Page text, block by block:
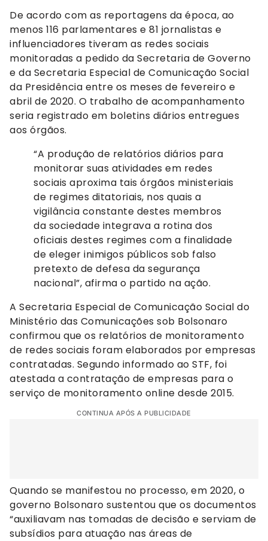
De acordo com as reportagens da época, ao
menos 116 parlamentares e 81 jornalistas e
influenciadores tiveram as redes sociais
monitoradas a pedido da Secretaria de Governo
e da Secretaria Especial de Comunicação Social
da Presidência entre os meses de fevereiro e
abril de 2020. O trabalho de acompanhamento
seria registrado em boletins diários entregues
aos órgãos.
“A produção de relatórios diários para
monitorar suas atividades em redes
sociais aproxima tais órgãos ministeriais
de regimes ditatoriais, nos quais a
vigilância constante destes membros
da sociedade integrava a rotina dos
oficiais destes regimes com a finalidade
de eleger inimigos públicos sob falso
pretexto de defesa da segurança
nacional”, afirma o partido na ação.
A Secretaria Especial de Comunicação Social do
Ministério das Comunicações sob Bolsonaro
confirmou que os relatórios de monitoramento
de redes sociais foram elaborados por empresas
contratadas. Segundo informado ao STF, foi
atestada a contratação de empresas para o
serviço de monitoramento online desde 2015.
CONTINUA APÓS A PUBLICIDADE
Quando se manifestou no processo, em 2020, o
governo Bolsonaro sustentou que os documentos
“auxiliavam nas tomadas de decisão e serviam de
subsídios para atuação nas áreas de